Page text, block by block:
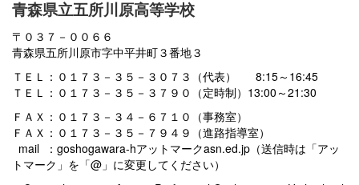
青森県立五所川原高等学校
〒０３７－００６６
青森県五所川原市字中平井町３番地３
ＴＥＬ：０１７３－３５－３０７３（代表） 8:15～16:45
ＴＥＬ：０１７３－３５－３７９０（定時制）13:00～21:30
ＦＡＸ：０１７３－３４－６７１０（事務室）
ＦＡＸ：０１７３－３５－７９４９（進路指導室）
mail ：goshogawara-hアットマークasn.ed.jp（送信時は「アッ
トマーク」を「@」に変更してください）